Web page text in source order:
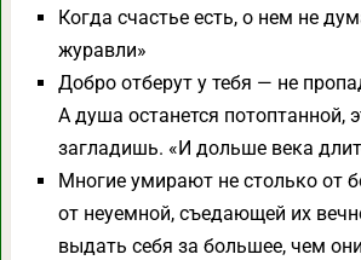
Когда счастье есть, о нем не
журавли»
Добро отберут у тебя — не
А душа останется потоптанной,
загладишь. «И дольше века
Многие умирают не столько от
от неуемной, съедающей их
выдать себя за большее, чем